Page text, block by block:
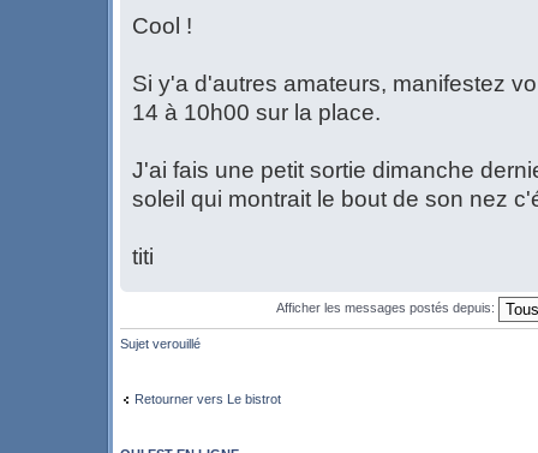
Cool !
Si y'a d'autres amateurs, manifestez
14 à 10h00 sur la place.
J'ai fais une petit sortie dimanche
soleil qui montrait le bout de son nez
titi
Afficher les messages postés depuis:
Sujet verouillé
Retourner vers Le bistrot